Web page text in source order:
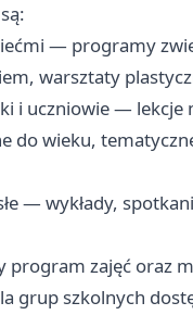
— programy
warsztaty
i uczniowie — lekcje
do wieku,
— wykłady,
program zajęć oraz
grup szkolnych